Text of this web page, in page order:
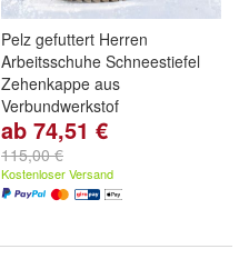
Pelz gefuttert Herren
Arbeitsschuhe Schneestiefel
Zehenkappe aus
Verbundwerkstof
ab 74,51 €
115,00 €
Kostenloser Versand